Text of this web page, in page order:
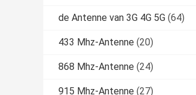
de Antenne van 3G 4G 5G (64)
433 Mhz-Antenne (20)
868 Mhz-Antenne (24)
915 Mhz-Antenne (27)